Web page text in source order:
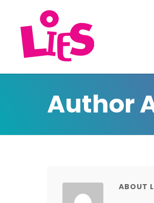
Author
ABOUT